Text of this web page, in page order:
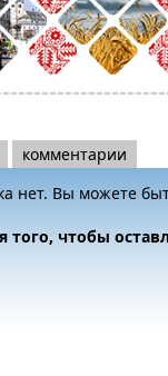
комментарии
нет. Вы можете
того, чтобы